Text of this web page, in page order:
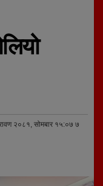
२०८१, सोमबार १५:०७ ७